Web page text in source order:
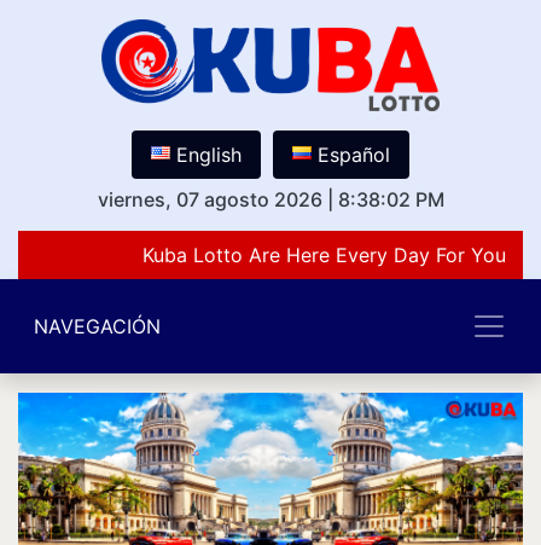
English
Español
viernes, 07 agosto 2026
8:38:02 PM
Kuba Lotto Are Here Every Day For You
NAVEGACIÓN